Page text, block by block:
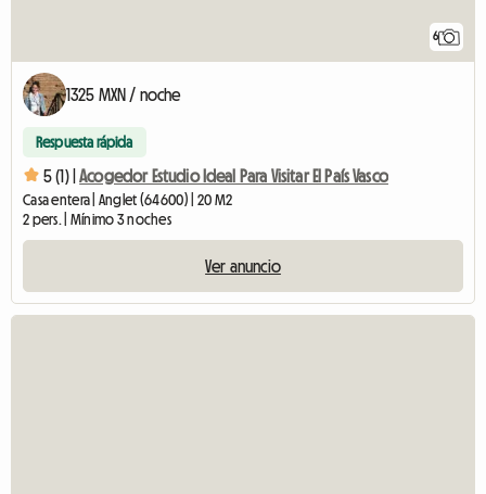
6
1325 MXN / noche
Respuesta rápida
5 (1) | Acogedor Estudio Ideal Para Visitar El País Vasco
Casa entera | Anglet (64600) | 20 M2
2 pers. | Mínimo 3 noches
Ver anuncio